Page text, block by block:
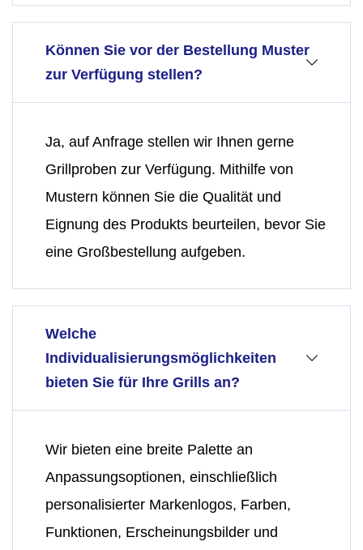
Können Sie vor der Bestellung Muster
zur Verfügung stellen?
Ja, auf Anfrage stellen wir Ihnen gerne
Grillproben zur Verfügung. Mithilfe von
Mustern können Sie die Qualität und
Eignung des Produkts beurteilen, bevor Sie
eine Großbestellung aufgeben.
Welche
Individualisierungsmöglichkeiten
bieten Sie für Ihre Grills an?
Wir bieten eine breite Palette an
Anpassungsoptionen, einschließlich
personalisierter Markenlogos, Farben,
Funktionen, Erscheinungsbilder und